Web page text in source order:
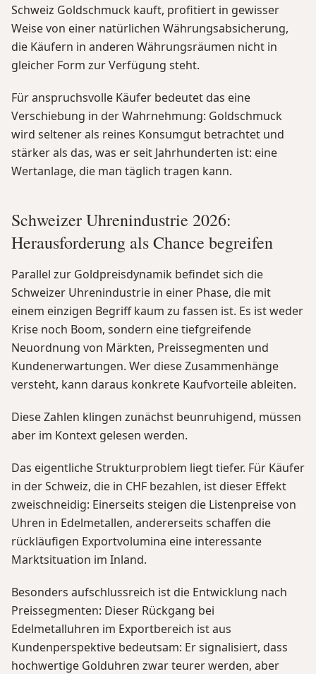
Schweiz Goldschmuck kauft, profitiert in gewisser
Weise von einer natürlichen Währungsabsicherung,
die Käufern in anderen Währungsräumen nicht in
gleicher Form zur Verfügung steht.
Für anspruchsvolle Käufer bedeutet das eine
Verschiebung in der Wahrnehmung: Goldschmuck
wird seltener als reines Konsumgut betrachtet und
stärker als das, was er seit Jahrhunderten ist: eine
Wertanlage, die man täglich tragen kann.
Schweizer Uhrenindustrie 2026:
Herausforderung als Chance begreifen
Parallel zur Goldpreisdynamik befindet sich die
Schweizer Uhrenindustrie in einer Phase, die mit
einem einzigen Begriff kaum zu fassen ist. Es ist weder
Krise noch Boom, sondern eine tiefgreifende
Neuordnung von Märkten, Preissegmenten und
Kundenerwartungen. Wer diese Zusammenhänge
versteht, kann daraus konkrete Kaufvorteile ableiten.
Diese Zahlen klingen zunächst beunruhigend, müssen
aber im Kontext gelesen werden.
Das eigentliche Strukturproblem liegt tiefer. Für Käufer
in der Schweiz, die in CHF bezahlen, ist dieser Effekt
zweischneidig: Einerseits steigen die Listenpreise von
Uhren in Edelmetallen, andererseits schaffen die
rückläufigen Exportvolumina eine interessante
Marktsituation im Inland.
Besonders aufschlussreich ist die Entwicklung nach
Preissegmenten: Dieser Rückgang bei
Edelmetalluhren im Exportbereich ist aus
Kundenperspektive bedeutsam: Er signalisiert, dass
hochwertige Golduhren zwar teurer werden, aber